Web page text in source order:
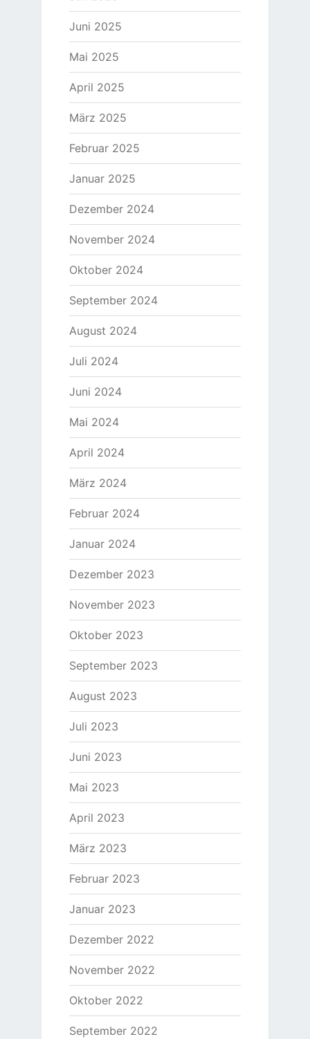
Juni 2025
Mai 2025
April 2025
März 2025
Februar 2025
Januar 2025
Dezember 2024
November 2024
Oktober 2024
September 2024
August 2024
Juli 2024
Juni 2024
Mai 2024
April 2024
März 2024
Februar 2024
Januar 2024
Dezember 2023
November 2023
Oktober 2023
September 2023
August 2023
Juli 2023
Juni 2023
Mai 2023
April 2023
März 2023
Februar 2023
Januar 2023
Dezember 2022
November 2022
Oktober 2022
September 2022